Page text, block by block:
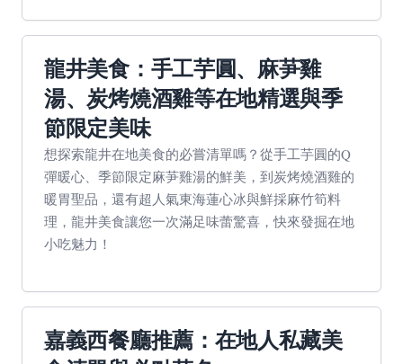
龍井美食：手工芋圓、麻芛雞
湯、炭烤燒酒雞等在地精選與季
節限定美味
想探索龍井在地美食的必嘗清單嗎？從手工芋圓的Q
彈暖心、季節限定麻芛雞湯的鮮美，到炭烤燒酒雞的
暖胃聖品，還有超人氣東海蓮心冰與鮮採麻竹筍料
理，龍井美食讓您一次滿足味蕾驚喜，快來發掘在地
小吃魅力！
嘉義西餐廳推薦：在地人私藏美